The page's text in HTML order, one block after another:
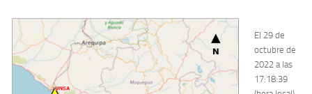
El 29 de
octubre de
2022 a las
17:18:39